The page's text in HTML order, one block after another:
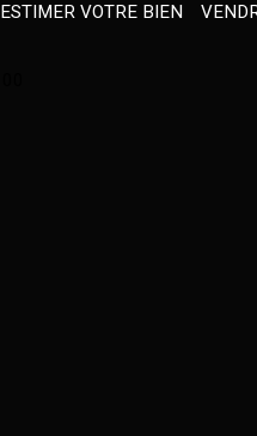
ESTIMER VOTRE BIEN